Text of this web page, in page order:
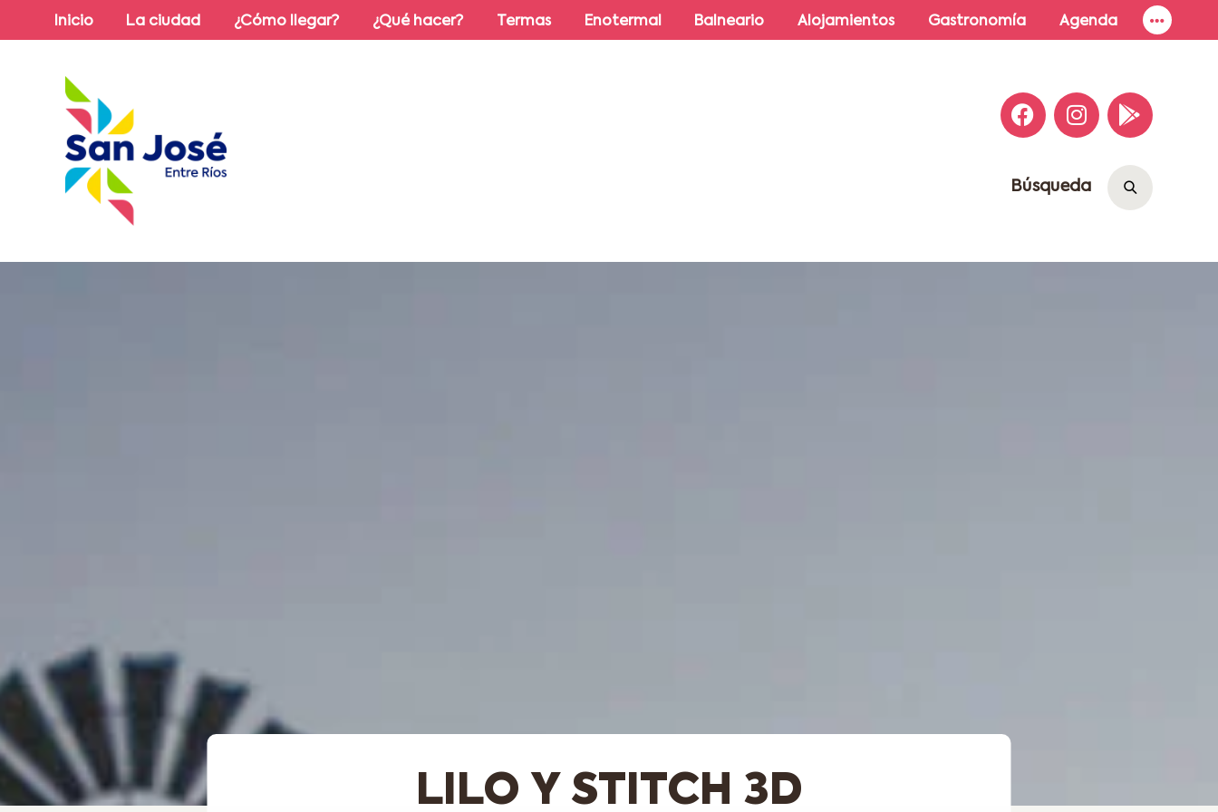
Inicio La ciudad ¿Cómo llegar? ¿Qué hacer? Termas Enotermal Balneario Alojamientos Gastronomía Agenda
Búsqueda
LILO Y STITCH 3D